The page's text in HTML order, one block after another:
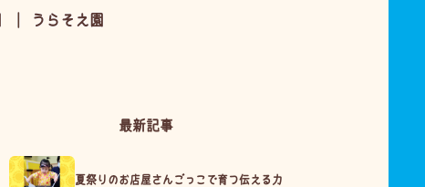
うらそえ園
最新記事
夏祭りのお店屋さんごっこで育つ伝える力